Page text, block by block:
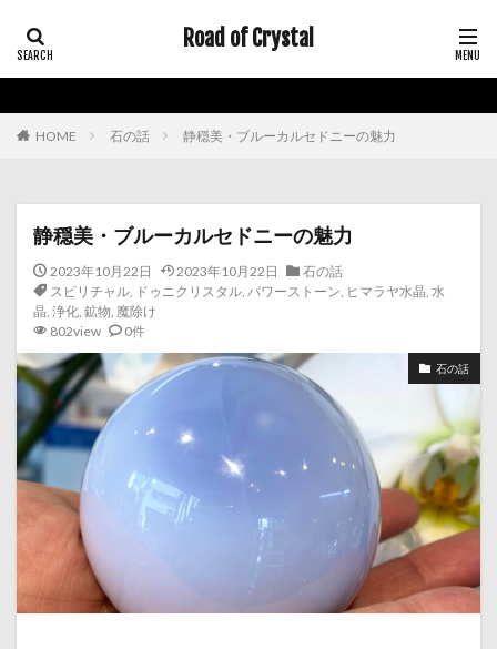
Road of Crystal
HOME 石の話 静穏美・ブルーカルセドニーの魅力
静穏美・ブルーカルセドニーの魅力
2023年10月22日 2023年10月22日
石の話
スピリチャル, ドゥニクリスタル, パワーストーン, ヒマラヤ水晶, 水
晶, 浄化, 鉱物, 魔除け
802view
0件
石の話